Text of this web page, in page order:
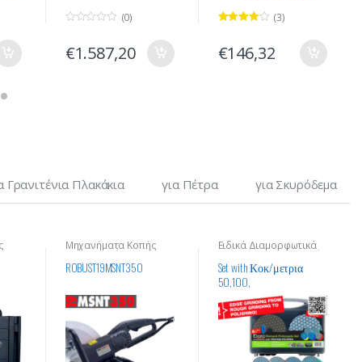
u
t
(0)
€1.587,20
(3)
€146,32
Γρανιτένια Πλακάκια για Πέτρα για Σκυρόδεμα
Μηχανήματα Κοπής
Οικοδομικών Υλικών
ROBUST19MSNT350
Ειδικά Διαμορφωτικά
για Επεξεργασία Υλικών
Set with Κοκ/μετρια
50,100,
200,400,800,1500,300
0 + Βάση για
διαμαντόχαρτα